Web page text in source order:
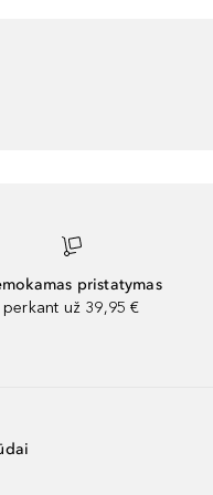
pristatymas
perkant už 39,95 €